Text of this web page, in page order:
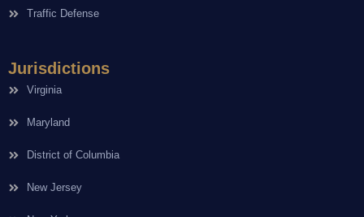
Traffic Defense
Jurisdictions
Virginia
Maryland
District of Columbia
New Jersey